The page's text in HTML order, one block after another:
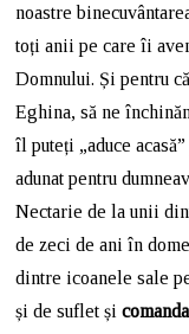
noastre
toți anii pe care îi
Domnului. Și pentru
Eghina, să ne
îl puteți „aduce
adunat pentru
Nectarie de la unii
de zeci de ani în
dintre icoanele sale
și de suflet și